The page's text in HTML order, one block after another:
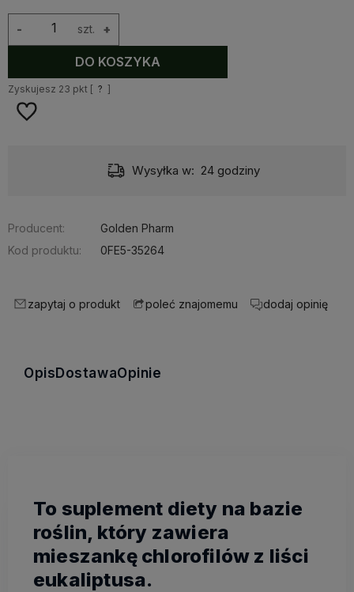
szt. +
-
DO KOSZYKA
Zyskujesz 23 pkt [ ? ]
Wysyłka w: 24 godziny
Producent:
Golden Pharm
Kod produktu:
0FE5-35264
zapytaj o produkt poleć znajomemu dodaj opinię
OpisDostawaOpinie
To suplement diety na bazie
roślin, który zawiera
mieszankę chlorofilów z liści
eukaliptusa.